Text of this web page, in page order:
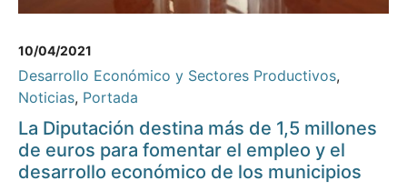
10/04/2021
Desarrollo Económico y Sectores Productivos,
Noticias, Portada
La Diputación destina más de 1,5 millones
de euros para fomentar el empleo y el
desarrollo económico de los municipios